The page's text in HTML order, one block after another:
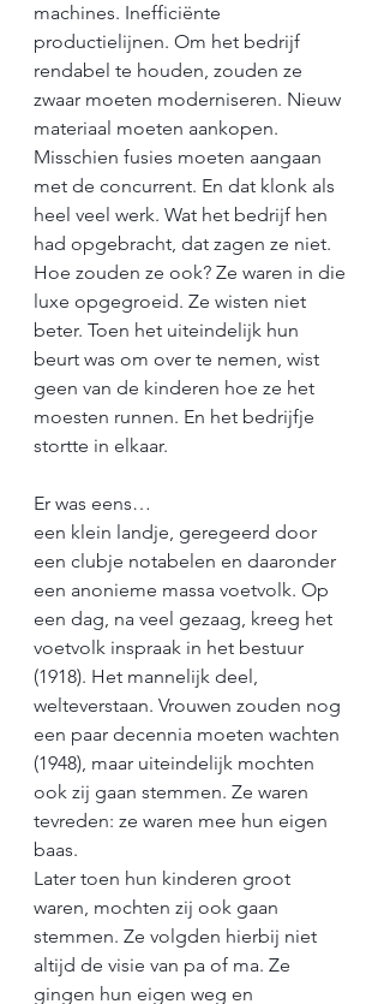
machines. Inefficiënte
productielijnen. Om het bedrijf
rendabel te houden, zouden ze
zwaar moeten moderniseren. Nieuw
materiaal moeten aankopen.
Misschien fusies moeten aangaan
met de concurrent. En dat klonk als
heel veel werk. Wat het bedrijf hen
had opgebracht, dat zagen ze niet.
Hoe zouden ze ook? Ze waren in die
luxe opgegroeid. Ze wisten niet
beter. Toen het uiteindelijk hun
beurt was om over te nemen, wist
geen van de kinderen hoe ze het
moesten runnen. En het bedrijfje
stortte in elkaar.
Er was eens…
een klein landje, geregeerd door
een clubje notabelen en daaronder
een anonieme massa voetvolk. Op
een dag, na veel gezaag, kreeg het
voetvolk inspraak in het bestuur
(1918). Het mannelijk deel,
welteverstaan. Vrouwen zouden nog
een paar decennia moeten wachten
(1948), maar uiteindelijk mochten
ook zij gaan stemmen. Ze waren
tevreden: ze waren mee hun eigen
baas.
Later toen hun kinderen groot
waren, mochten zij ook gaan
stemmen. Ze volgden hierbij niet
altijd de visie van pa of ma. Ze
gingen hun eigen weg en